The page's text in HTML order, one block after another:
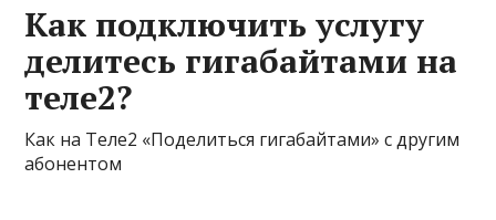
Как подключить услугу
делитесь гигабайтами на
теле2?
Как на Теле2 «Поделиться гигабайтами» с другим
абонентом